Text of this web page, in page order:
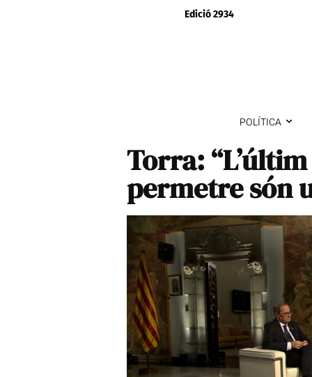
Edició 2934
POLÍTICA
Torra:
permetre són